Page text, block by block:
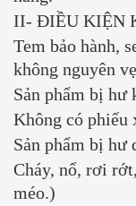
II- ĐIỀU KIỆN
Tem bảo hành,
không nguyên
Sản phẩm bị hư
Không có phiếu
Sản phẩm bị hư
Cháy, nổ, rơi
méo.)